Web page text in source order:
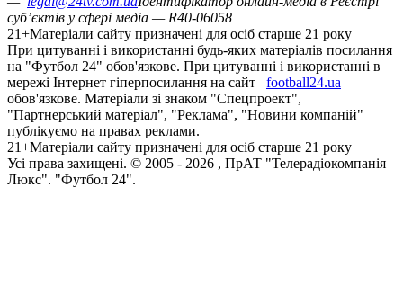
суб’єктів у сфері медіа — R40-06058
21+Матеріали сайту призначені для осіб старше 21 року
При цитуванні і використанні будь-яких матеріалів посилання
на "Футбол 24" обов'язкове. При цитуванні і використанні в
мережі Інтернет гіперпосилання на сайт
football24.ua
обов'язкове. Матеріали зі знаком "Спецпроект",
"Партнерський матеріал", "Реклама", "Новини компаній"
публікуємо на правах реклами.
21+Матеріали сайту призначені для осіб старше 21 року
Усi права захищенi. © 2005 - 2026 , ПрАТ "Телерадіокомпанія
Люкс". "Футбол 24".